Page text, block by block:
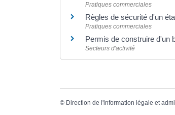
Pratiques commerciales
Règles de sécurité d'un
Pratiques commerciales
Permis de construire d'un
Secteurs d'activité
© Direction de l'information légale et